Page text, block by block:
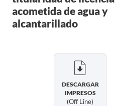
acometida de agua y
alcantarillado
DESCARGAR
IMPRESOS
(off Line)